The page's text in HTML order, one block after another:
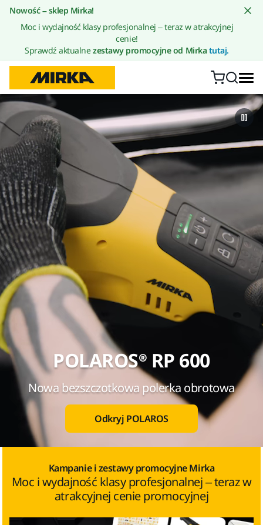
Nowość – sklep Mirka!
Moc i wydajność klasy profesjonalnej – teraz w atrakcyjnej
cenie!
Sprawdź aktualnezestawy promocyjne od Mirkatutaj.
POLAROS® RP 600
Nowa bezszczotkowa polerka obrotowa
Odkryj POLAROS
Kampanie i zestawy promocyjne Mirka
Moc i wydajność klasy profesjonalnej – teraz w
atrakcyjnej cenie promocyjnej